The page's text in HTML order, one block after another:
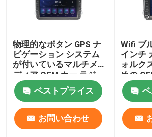
物理的なボタン GPS ナ
ビゲーション システム
が付いているマルチメ
ディア OEM カー ラジ
オ 8 インチ
ベストプライス
お問い合わせ
Wifi ブ
インチ
ォルク
めの
オ